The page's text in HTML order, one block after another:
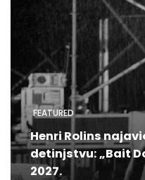
FEATURED
Henri Rolins
detinjstvu: „Bait
2027.